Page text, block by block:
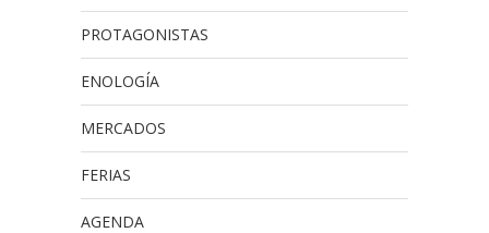
PROTAGONISTAS
ENOLOGÍA
MERCADOS
FERIAS
AGENDA